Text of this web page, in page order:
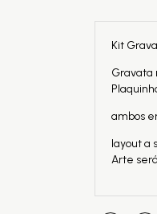
Kit
Gravata
ambos
layout a
Arte